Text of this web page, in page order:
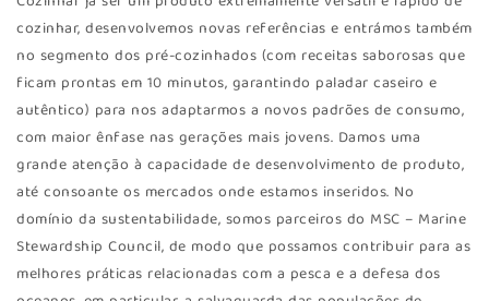
cozinhar, desenvolvemos novas referências e entrámos também
no segmento dos pré-cozinhados (com receitas saborosas que
ficam prontas em 10 minutos, garantindo paladar caseiro e
autêntico) para nos adaptarmos a novos padrões de consumo,
com maior ênfase nas gerações mais jovens. Damos uma
grande atenção à capacidade de desenvolvimento de produto,
até consoante os mercados onde estamos inseridos. No
domínio da sustentabilidade, somos parceiros do MSC – Marine
Stewardship Council, de modo que possamos contribuir para as
melhores práticas relacionadas com a pesca e a defesa dos